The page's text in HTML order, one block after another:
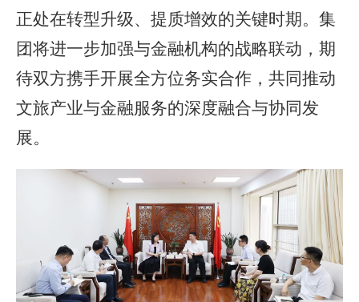
正处在转型升级、提质增效的关键时期。集
团将进一步加强与金融机构的战略联动，期
待双方携手开展全方位务实合作，共同推动
文旅产业与金融服务的深度融合与协同发
展。